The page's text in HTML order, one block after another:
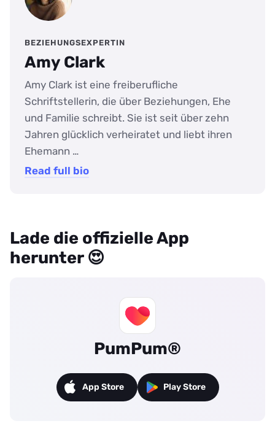
BEZIEHUNGSEXPERTIN
Amy Clark
Amy Clark ist eine freiberufliche
Schriftstellerin, die über Beziehungen, Ehe
und Familie schreibt. Sie ist seit über zehn
Jahren glücklich verheiratet und liebt ihren
Ehemann …
Read full bio
Lade die offizielle App
herunter 😍
PumPum®
App Store Play Store